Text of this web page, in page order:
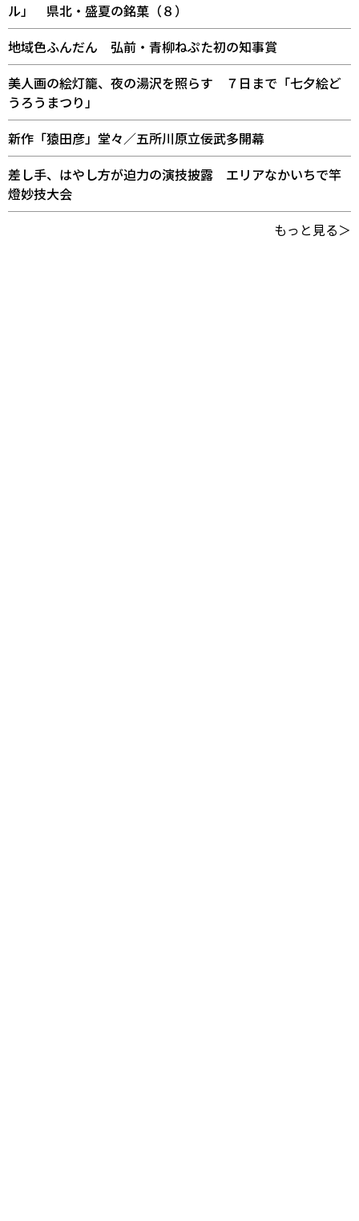
ル」 県北・盛夏の銘菓（８）
地域色ふんだん 弘前・青柳ねぷた初の知事賞
美人画の絵灯籠、夜の湯沢を照らす ７日まで「七夕絵ど
うろうまつり」
新作「猿田彦」堂々／五所川原立佞武多開幕
差し手、はやし方が迫力の演技披露 エリアなかいちで竿
燈妙技大会
もっと見る＞